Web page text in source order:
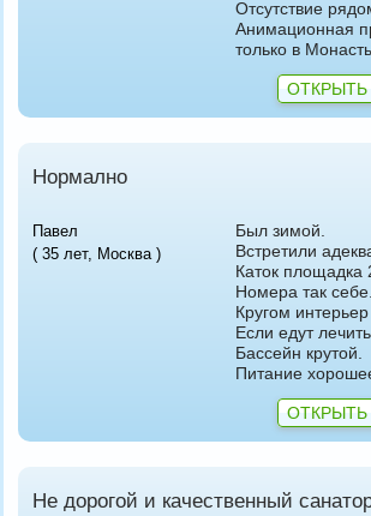
2
Отсутствие
Анимационная
только в
Нормално
Павел
( 35 лет, Москва )
Был зимой.
Встретили
Каток площадка
Номера так себе.
Кругом интерьер
Если едут
Бассейн крутой.
Питание
Не дорогой и качественный